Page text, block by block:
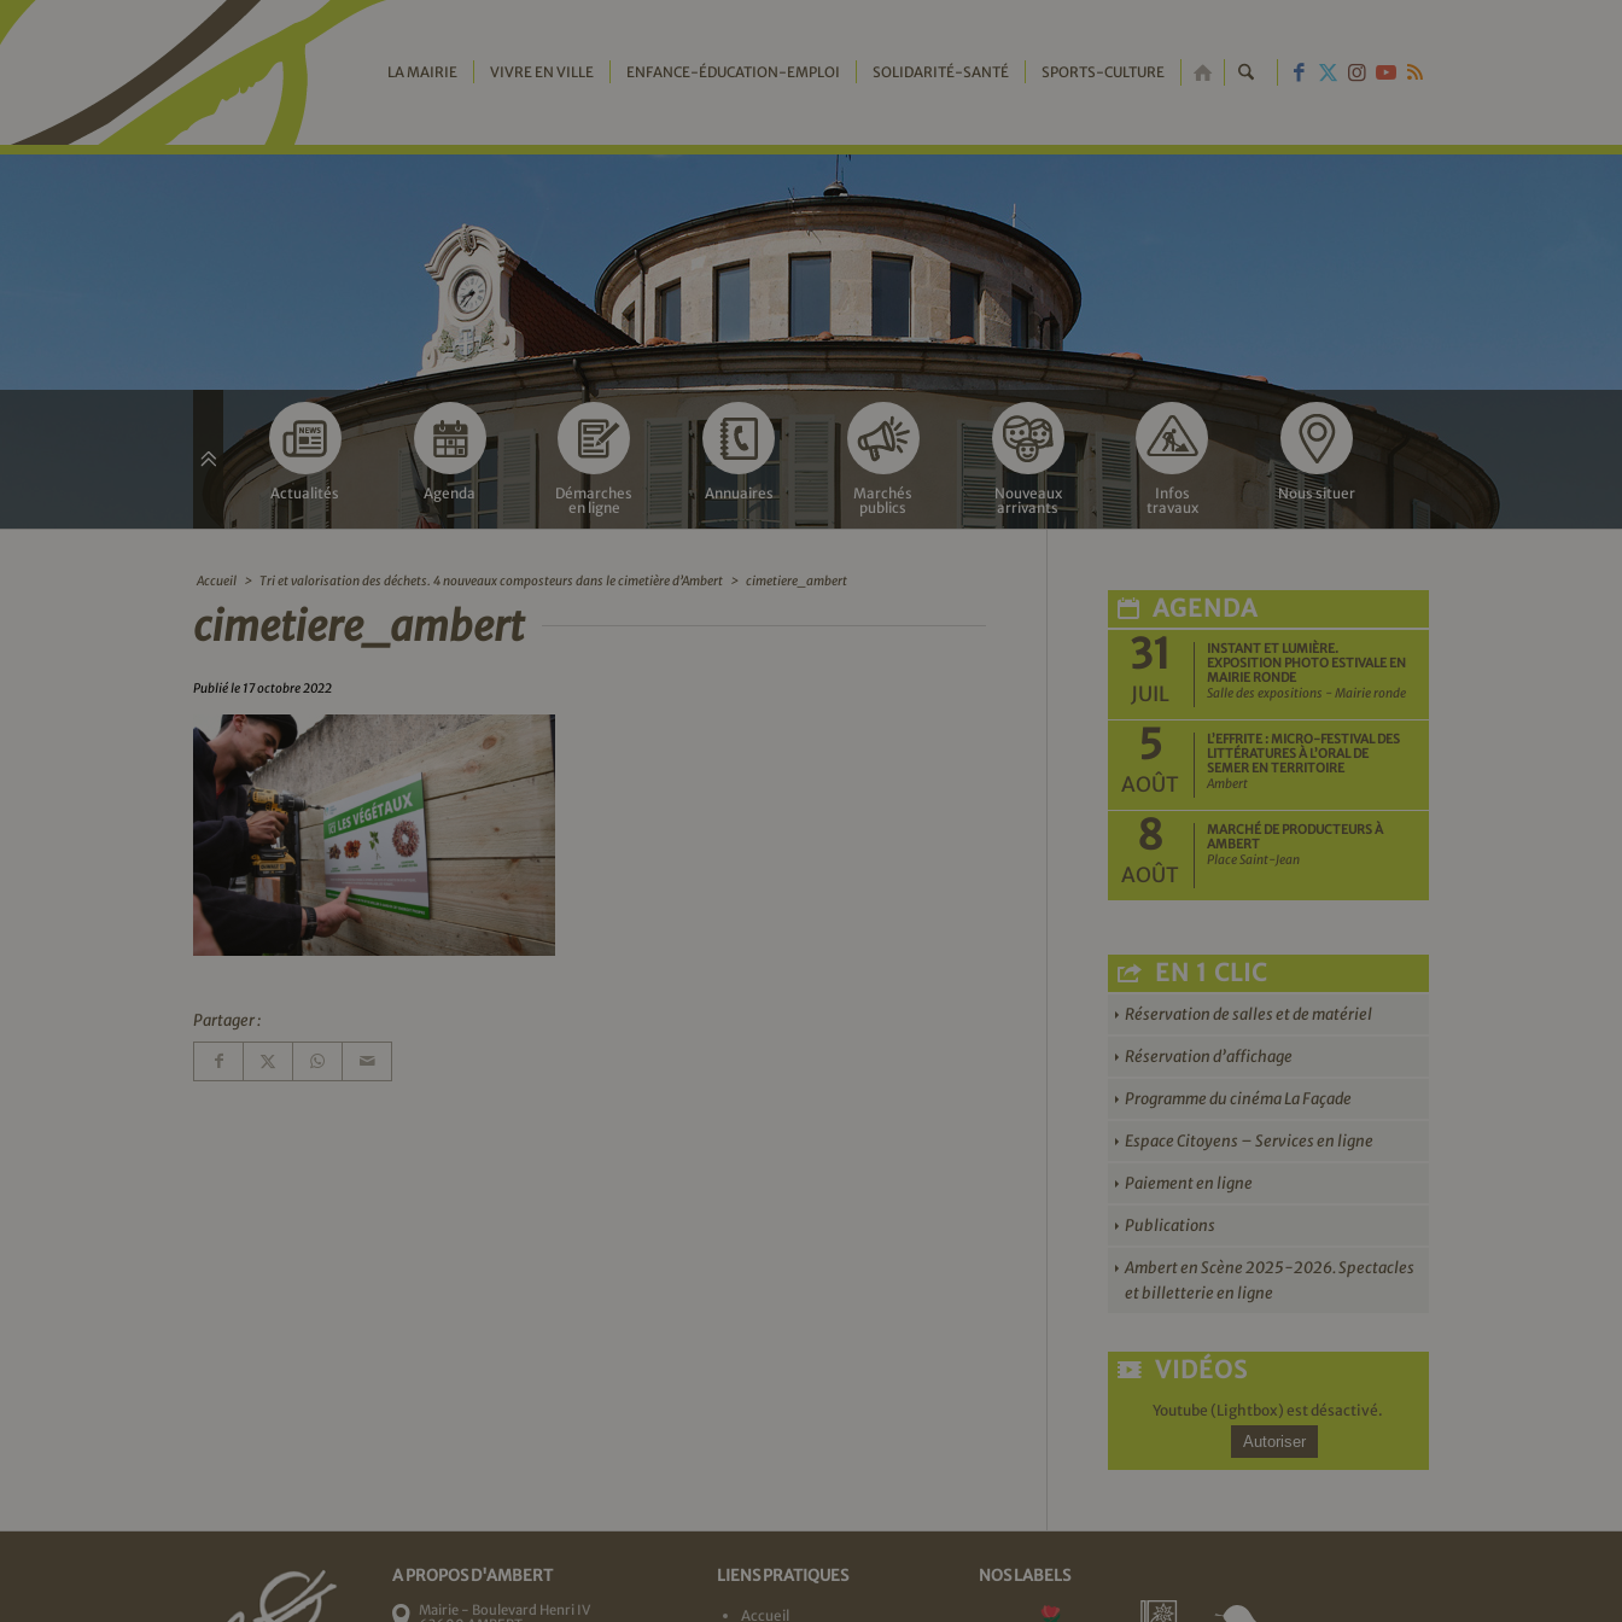
LA MAIRIE VIVRE EN VILLE ENFANCE-ÉDUCATION-EMPLOI SOLIDARITÉ-SANTÉ SPORTS-CULTURE RETOUR
Actualités Agenda
Démarches
en ligne
Annuaires
Marchés
publics
Nouveaux
arrivants
Infos
travaux
Nous situer
Accueil > Tri et valorisation des déchets. 4 nouveaux composteurs dans le cimetière d’Ambert > cimetiere_ambert
cimetiere_ambert
Publié le 17 octobre 2022
Partager :
AGENDA
31
JUIL
INSTANT ET LUMIÈRE.
EXPOSITION PHOTO ESTIVALE EN
MAIRIE RONDE
Salle des expositions - Mairie ronde
5
AOÛT
L’EFFRITE : MICRO-FESTIVAL DES
LITTÉRATURES À L’ORAL DE
SEMER EN TERRITOIRE
Ambert
8
AOÛT
MARCHÉ DE PRODUCTEURS À
AMBERT
Place Saint-Jean
EN 1 CLIC
Réservation de salles et de matériel
Réservation d’affichage
Programme du cinéma La Façade
Espace Citoyens – Services en ligne
Paiement en ligne
Publications
Ambert en Scène 2025-2026. Spectacles
et billetterie en ligne
VIDÉOS
Youtube (Lightbox) est désactivé.
Autoriser
A PROPOS D'AMBERT
Mairie - Boulevard Henri IV
LIENS PRATIQUES
Accueil
NOS LABELS